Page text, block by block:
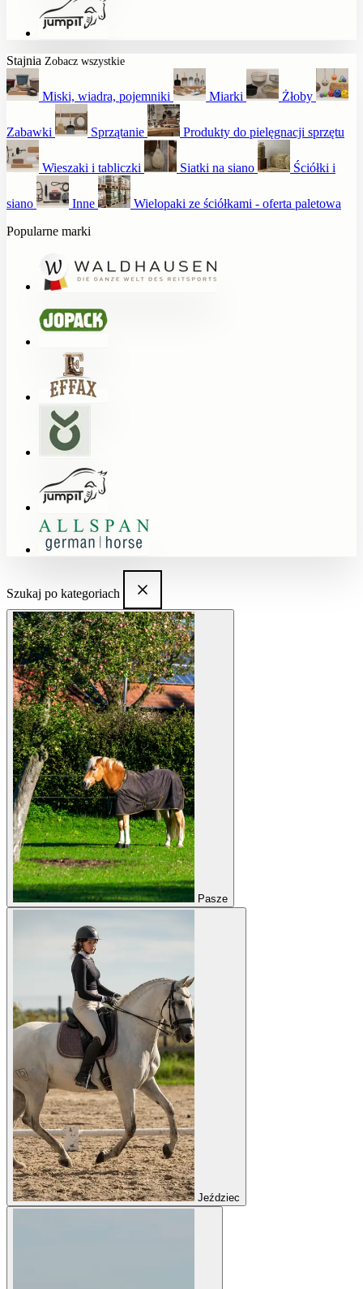
Stajnia Zobacz wszystkie
Miski, wiadra, pojemniki Miarki Żłoby
Zabawki Sprzątanie Produkty do pielęgnacji sprzętu
Wieszaki i tabliczki Siatki na siano Ściółki i
siano Inne
Wielopaki ze ściółkami - oferta paletowa
Popularne marki
Szukaj po kategoriach
Pasze
Jeździec